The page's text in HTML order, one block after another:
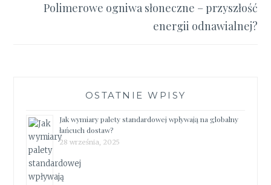
Polimerowe ogniwa słoneczne – przyszłość
energii odnawialnej?
OSTATNIE WPISY
Jak wymiary palety standardowej wpływają na globalny
łańcuch dostaw?
28 września, 2025